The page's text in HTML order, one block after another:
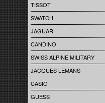
TISSOT
SWATCH
JAGUAR
CANDINO
SWISS ALPINE MILITARY
JACQUES LEMANS
CASIO
GUESS